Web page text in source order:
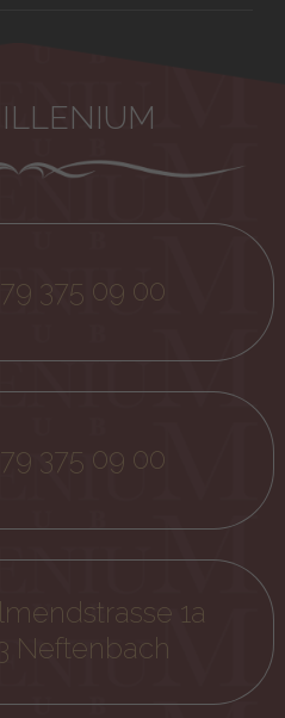
79 375 09 00
79 375 09 00
1a
Neftenbach